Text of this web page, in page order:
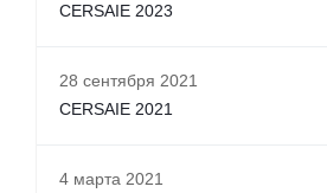
CERSAIE 2023
28 сентября 2021
CERSAIE 2021
4 марта 2021